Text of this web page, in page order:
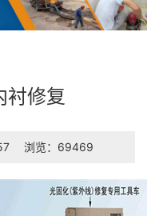
衬修复
浏览：69469